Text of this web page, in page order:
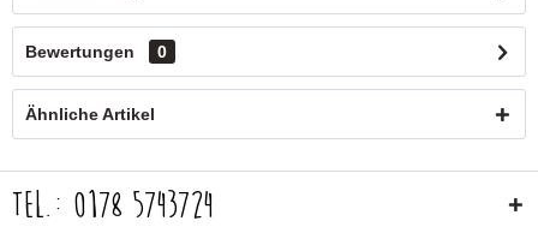
Bewertungen 0
Ähnliche Artikel
Tel.: 0178 5743724